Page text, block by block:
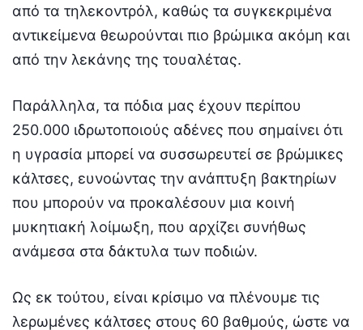
από τα τηλεκοντρόλ, καθώς τα συγκεκριμένα
αντικείμενα θεωρούνται πιο βρώμικα ακόμη και
από την λεκάνης της τουαλέτας.
Παράλληλα, τα πόδια μας έχουν περίπου
250.000 ιδρωτοποιούς αδένες που σημαίνει ότι
η υγρασία μπορεί να συσσωρευτεί σε βρώμικες
κάλτσες, ευνοώντας την ανάπτυξη βακτηρίων
που μπορούν να προκαλέσουν μια κοινή
μυκητιακή λοίμωξη, που αρχίζει συνήθως
ανάμεσα στα δάκτυλα των ποδιών.
Ως εκ τούτου, είναι κρίσιμο να πλένουμε τις
λερωμένες κάλτσες στους 60 βαθμούς, ώστε να